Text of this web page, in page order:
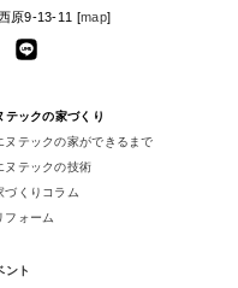
原9-13-11 [map]
テックの家づくり
ヌテックの家ができるまで
ヌテックの技術
づくりコラム
フォーム
ント